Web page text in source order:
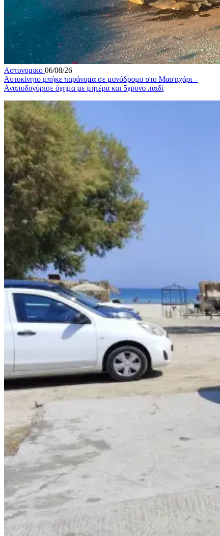
Αστυνομικο 06/08/26
Αυτοκίνητο μπήκε παράνομα σε μονόδρομο στο Μαστιχάρι –
Αναποδογύρισε όχημα με μητέρα και 5χρονο παιδί